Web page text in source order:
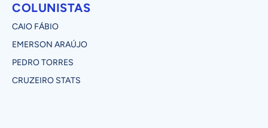
COLUNISTAS
CAIO FÁBIO
EMERSON ARAÚJO
PEDRO TORRES
CRUZEIRO STATS